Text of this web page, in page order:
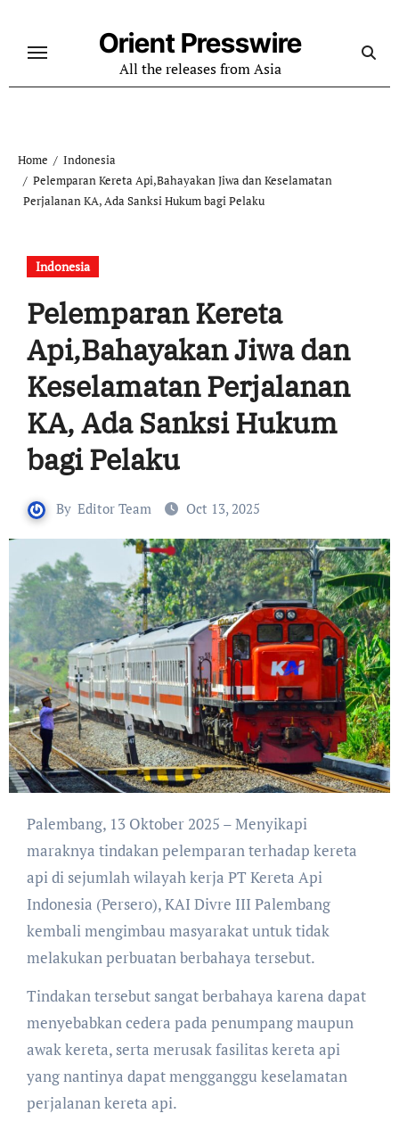
content
Orient Presswire
All the releases from Asia
Home
Indonesia
Pelemparan Kereta Api,Bahayakan Jiwa dan Keselamatan
Perjalanan KA, Ada Sanksi Hukum bagi Pelaku
Indonesia
Pelemparan Kereta
Api,Bahayakan Jiwa dan
Keselamatan Perjalanan
KA, Ada Sanksi Hukum
bagi Pelaku
By Editor Team Oct 13, 2025
Palembang, 13 Oktober 2025 – Menyikapi
maraknya tindakan pelemparan terhadap kereta
api di sejumlah wilayah kerja PT Kereta Api
Indonesia (Persero), KAI Divre III Palembang
kembali mengimbau masyarakat untuk tidak
melakukan perbuatan berbahaya tersebut.
Tindakan tersebut sangat berbahaya karena dapat
menyebabkan cedera pada penumpang maupun
awak kereta, serta merusak fasilitas kereta api
yang nantinya dapat mengganggu keselamatan
perjalanan kereta api.